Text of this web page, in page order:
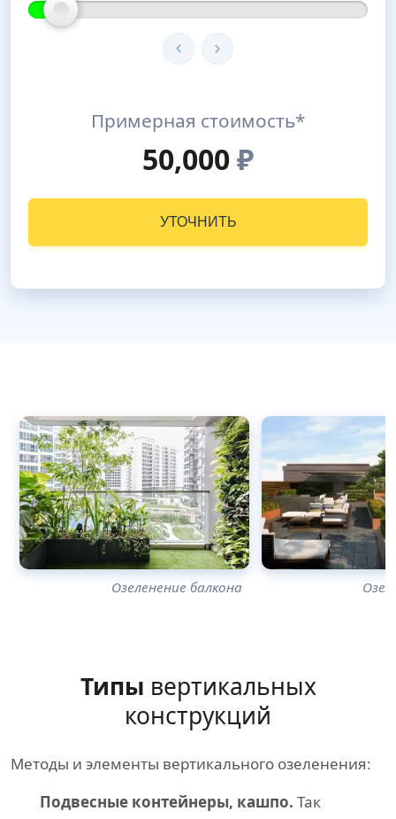
Примерная стоимость*
50,000₽
УТОЧНИТЬ
Озеленение балкона
Типы вертикальных
конструкций
Методы и элементы вертикального озеленения:
Подвесные контейнеры, кашпо. Так